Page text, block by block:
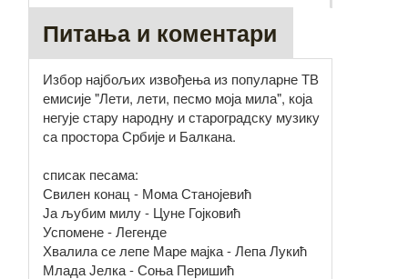
Питања и коментари
Избор најбољих извођења из популарне ТВ
емисије "Лети, лети, песмо моја мила", која
негује стару народну и староградску музику
са простора Србије и Балкана.
списак песама:
Свилен конац - Мома Станојевић
Ја љубим милу - Цуне Гојковић
Успомене - Легенде
Хвалила се лепе Маре мајка - Лепа Лукић
Млада Јелка - Соња Перишић